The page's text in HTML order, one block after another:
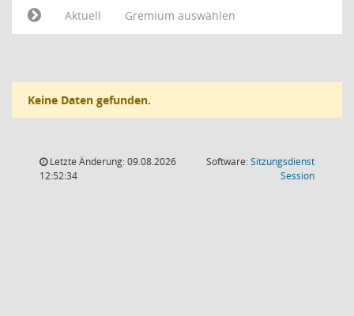
Aktuell
Gremium auswählen
Keine Daten gefunden.
Letzte Änderung: 09.08.2026
12:52:34
Software:Sitzungsdienst
Session(Wird in